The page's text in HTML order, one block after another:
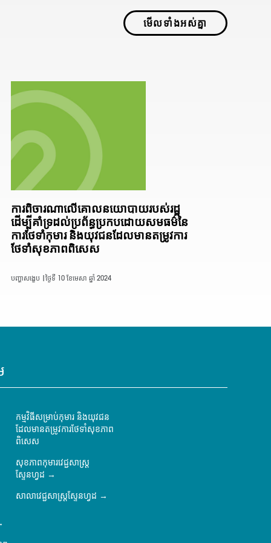
មើលទាំងអស់គ្នា
ការពិចារណាលើគោលនយោបាយរបស់រដ្ឋ
ដើម្បីគាំទ្រដល់ប្រព័ន្ធប្រកបដោយសមធម៌នៃ
ការថែទាំកុមារ និងយុវជនដែលមានតម្រូវការ
ថែទាំសុខភាពពិសេស
បញ្ហាសង្ខេប | ថ្ងៃទី 10 ខែមេសា ឆ្នាំ 2024
កម្មវិធីសម្រាប់កុមារ និងយុវជន
ដែលមានតម្រូវការថែទាំសុខភាព
ពិសេស
សុខភាពកុមារវេជ្ជសាស្ត្រ
ស្ទែនហ្វដ
សាលាវេជ្ជសាស្ត្រស្ទែនហ្វដ